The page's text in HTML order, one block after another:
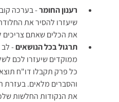
בתנועה.
רענון החומר- בערכה
שיעזרו להסיר את
את הכלים שאתם צריכים
תרגול בכל הנושאים-
ממוקדים שיעזרו לכם
כל פרק תקבלו דו"ח
והסברים מלאים. בעזרת
את הנקודות החלשות